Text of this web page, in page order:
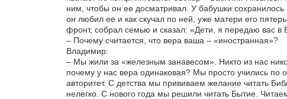
ним, чтобы он ее досматривал. У бабушки
он любил ее и как скучал по ней, уже матери его
фронт, собрал семью и сказал: «Дети, я передаю вас
– Почему считается, что вера ваша – «иностранная»?
Владимир:
– Мы жили за «железным занавесом». Никто из нас
почему у нас вера одинаковая? Мы просто учились
авторитет. С детства мы прививаем желание читать
нелегко. С нового года мы решили читать Бытие.